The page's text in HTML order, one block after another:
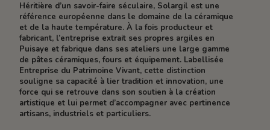
Héritière d’un savoir-faire séculaire, Solargil est une
référence européenne dans le domaine de la céramique
et de la haute température. À la fois producteur et
fabricant, l’entreprise extrait ses propres argiles en
Puisaye et fabrique dans ses ateliers une large gamme
de pâtes céramiques, fours et équipement. Labellisée
Entreprise du Patrimoine Vivant, cette distinction
souligne sa capacité à lier tradition et innovation, une
force qui se retrouve dans son soutien à la création
artistique et lui permet d’accompagner avec pertinence
artisans, industriels et particuliers.